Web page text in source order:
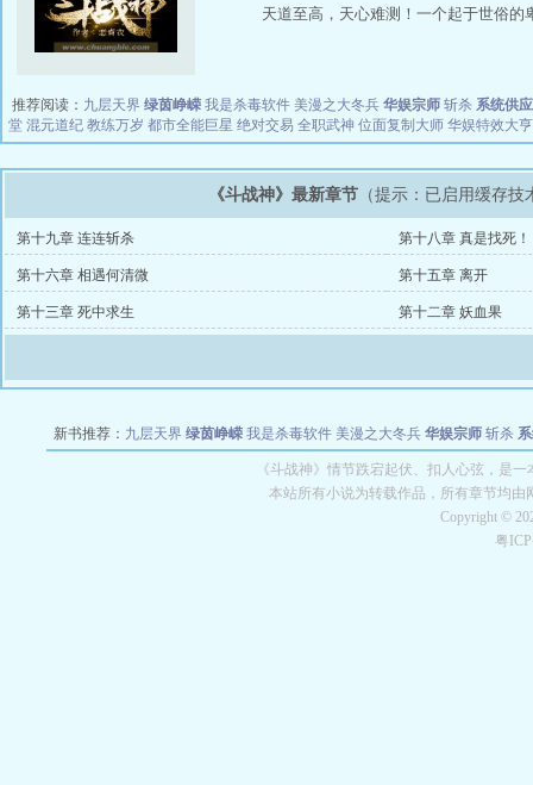
天道至高，天心难测！一个起于世俗
推荐阅读： 九层天界 绿茵峥嵘 我是杀毒软件 美漫之大冬兵 华娱宗师 斩杀 系统供
堂 混元道纪 教练万岁 都市全能巨星 绝对交易 全职武神 位面复制大师 华娱特效大亨
《斗战神》最新章节 （提示：已启用缓存
第十九章 连连斩杀 第十八章 真是找死！
第十六章 相遇何清微 第十五章 离开
第十三章 死中求生 第十二章 妖血果
新书推荐： 九层天界 绿茵峥嵘 我是杀毒软件 美漫之大冬兵 华娱宗师 斩杀
都市全能巨星 绝对交易 全职武神 位面复
《斗战神》情节跌宕起伏、扣人心弦，是
本站所有小说为转载作品，所有章节均
Copyright ©
粤